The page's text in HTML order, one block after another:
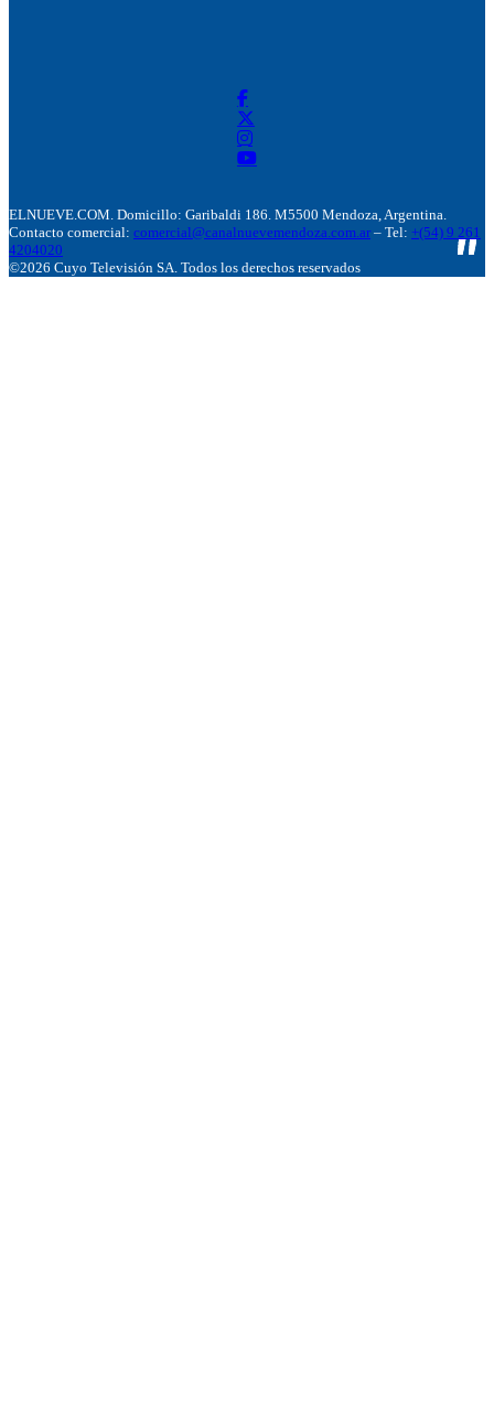
ELNUEVE.COM. Domicillo: Garibaldi 186. M5500 Mendoza, Argentina.
Contacto comercial: comercial@canalnuevemendoza.com.ar – Tel: +(54) 9 261
4204020
©2026 Cuyo Televisión SA. Todos los derechos reservados